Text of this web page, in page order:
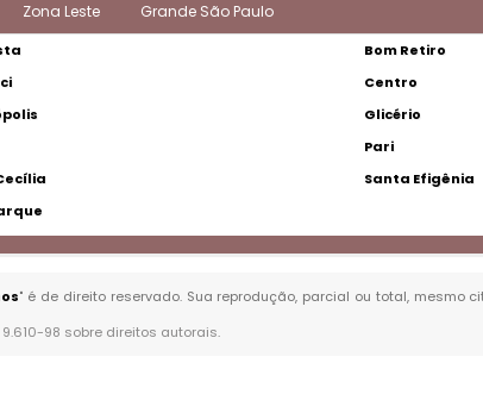
Zona Leste Grande São Paulo
Bom Retiro
Centro
Glicério
Pari
Santa Efigênia
" é de direito reservado. Sua reprodução, parcial ou total, mesmo
9.610-98 sobre direitos autorais.